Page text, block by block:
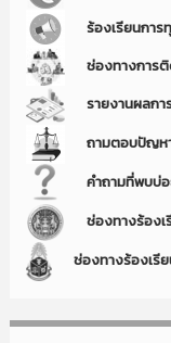
ร้องเรียนการ
ช่องทางการ
รายงานผลกา
ถามตอบปัญห
คำถามที่พบบ่
ช่องทางร้องเ
ช่องทางร้องเรี